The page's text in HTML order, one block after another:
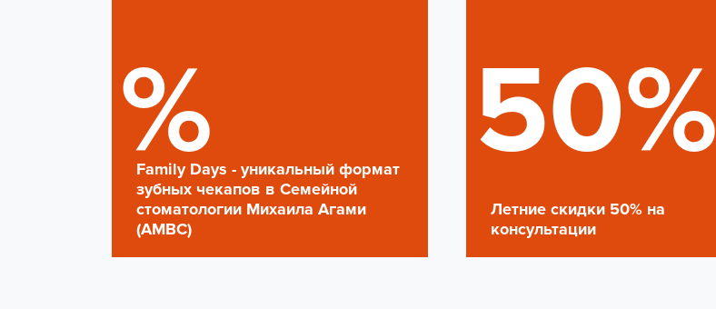
%
Family Days - уникальный формат
зубных чекапов в Семейной
стоматологии Михаила Агами
(AMBC)
50%
Летние скидки 50% на
консультации